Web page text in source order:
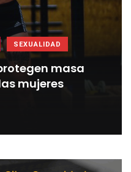
SEXUALIDAD
masa
mujeres